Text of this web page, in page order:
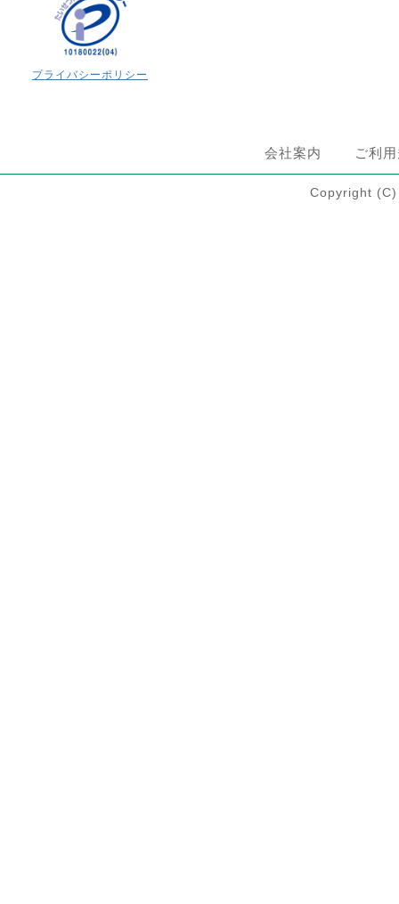
プライバシーポリシー
会社案内 ご利
Copyright